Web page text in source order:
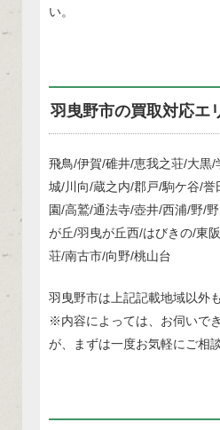
い。
羽曳野市の買取対応エ
飛鳥/伊賀/碓井/恵我之荘/大黒
城/川向/蔵之内/郡戸/駒ケ谷/
園/高鷲/通法寺/壺井/西浦/野/
が丘/羽曳が丘西/はびきの/東
荘/南古市/向野/桃山台
羽曳野市は上記記載地域以外も
※内容によっては、お伺いで
が、まずは一度お気軽にご相